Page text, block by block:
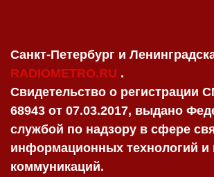
Санкт-Петербург и
RADIOMETRO.RU .
Свидетельство о регистрации
68943 от 07.03.2017, выдано
службой по надзору в сфере
информационных технологий и
коммуникаций.